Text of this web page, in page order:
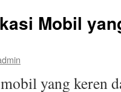
Mobil
yang keren